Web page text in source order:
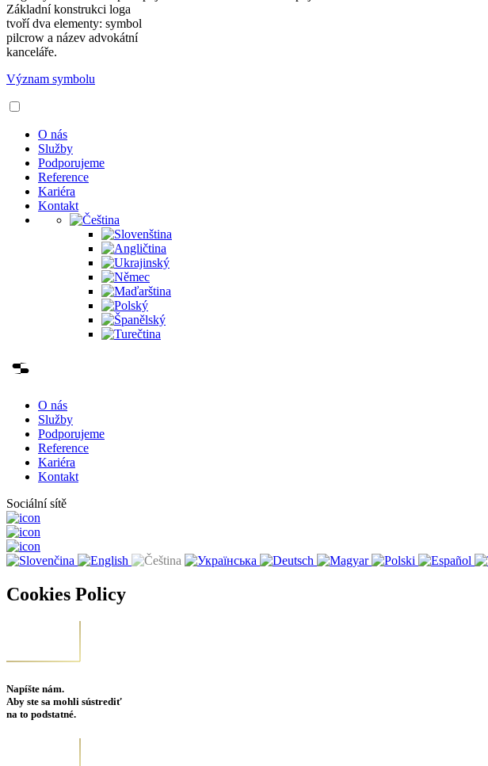
Základní konstrukci loga
tvoří dva elementy: symbol
pilcrow a název advokátní
kanceláře.
Význam symbolu
O nás
Služby
Podporujeme
Reference
Kariéra
Kontakt
O nás
Služby
Podporujeme
Reference
Kariéra
Kontakt
Sociální sítě
Cookies Policy
Napíšte nám.
Aby ste sa mohli sústrediť
na to podstatné.